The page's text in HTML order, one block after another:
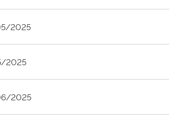
2025
2025
2025